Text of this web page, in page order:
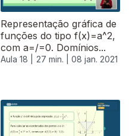
Representação gráfica de
funções do tipo f(x)=a^2,
com a=/=0. Domínios...
Aula 18 | 27 min. | 08 jan. 2021